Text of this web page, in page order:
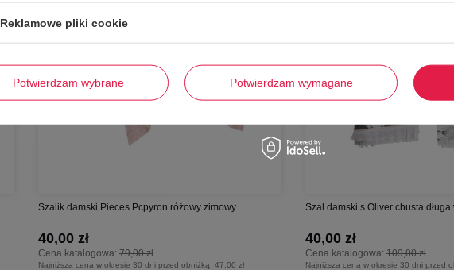
Szalik damski Pieces Pcpyron różowy zimowy
Cena katalogowa: 79,00 zł
40,00 zł
Najniższa cena w okresie 30 dni przed obniżką: 47,00 zł
Szal damski s.Oliver chusta długa
Cena katalogowa: 109,00 zł
40,00 zł
Najniższa cena w okresie 30 dni przed
Reklamowe pliki cookie
Potwierdzam wybrane Potwierdzam wymagane